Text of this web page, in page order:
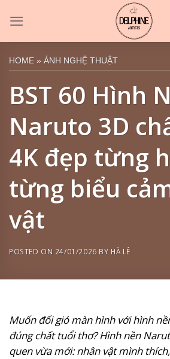
content
HOME » ẢNH NGHỆ THUẬT
BST 60 Hình
Naruto 3D
4K đẹp từng
từng biểu
vật
POSTED ON 24/01/2026 BY HÀ LÊ
Muốn đổi gió màn hình với hình
đúng chất tuổi thơ? Hình nền
quen vừa mới: nhân vật mình